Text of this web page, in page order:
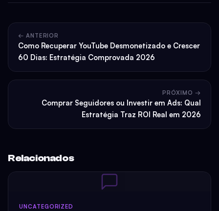
← ANTERIOR
Como Recuperar YouTube Desmonetizado e Crescer
60 Dias: Estratégia Comprovada 2026
PRÓXIMO →
Comprar Seguidores ou Investir em Ads: Qual
Estratégia Traz ROI Real em 2026
Relacionados
UNCATEGORIZED